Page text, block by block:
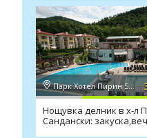
Парк Хотел Пирин 5*, Сандански
Нощувка делник в х-л
Сандански:
басейн,масаж,лукс